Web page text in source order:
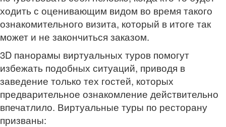
ходить с оценивающим видом во время такого
ознакомительного визита, который в итоге так
может и не закончиться заказом.
3D панорамы виртуальных туров помогут
избежать подобных ситуаций, приводя в
заведение только тех гостей, которых
предварительное ознакомление действительно
впечатлило. Виртуальные туры по ресторану
призваны: